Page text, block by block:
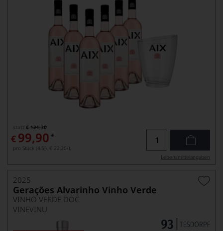
€ 121,30
€ 99,90 *
pro Stück (4.5l), € 22,20/L
Lebensmittel­angaben
2025
Gerações Alvarinho Vinho Verde
VINHO VERDE DOC
VINEVINU